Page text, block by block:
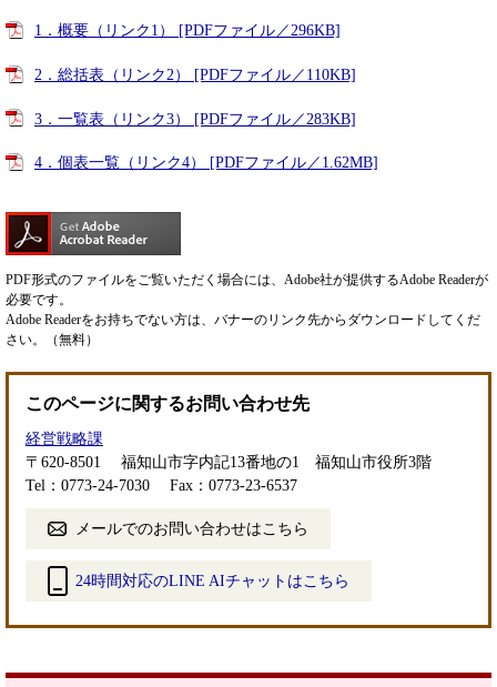
1．概要（リンク1） [PDFファイル／296KB]
2．総括表（リンク2） [PDFファイル／110KB]
3．一覧表（リンク3） [PDFファイル／283KB]
4．個表一覧（リンク4） [PDFファイル／1.62MB]
PDF形式のファイルをご覧いただく場合には、Adobe社が提供するAdobe Readerが
必要です。
Adobe Readerをお持ちでない方は、バナーのリンク先からダウンロードしてくだ
さい。（無料）
このページに関するお問い合わせ先
経営戦略課
〒620-8501
福知山市字内記13番地の1 福知山市役所3階
Tel：0773-24-7030
Fax：0773-23-6537
メールでのお問い合わせはこちら
24時間対応のLINE AIチャットはこちら
リ